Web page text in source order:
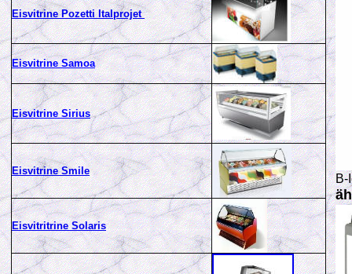
Eisvitrine Pozetti Italprojet
Eisvitrine Samoa
Eisvitrine Sirius
Eisvitrine Smile
Eisvitritrine Solaris